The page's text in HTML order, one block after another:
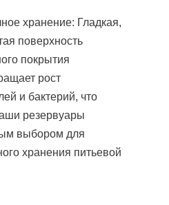
хранение: Гладкая,
поверхность
покрытия
рост
и бактерий, что
резервуары
выбором для
хранения питьевой